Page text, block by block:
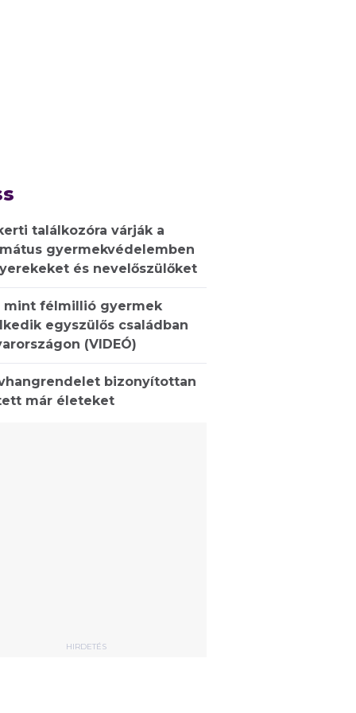
találkozóra várják a
gyermekvédelemben
és nevelőszülőket
mint félmillió gyermek
egyszülős családban
(VIDEÓ)
bizonyítottan
már életeket
HIRDETÉS